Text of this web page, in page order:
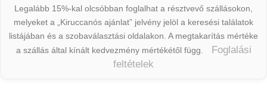
Legalább 15%-kal olcsóbban foglalhat a résztvevő szállásokon,
melyeket a „Kiruccanós ajánlat” jelvény jelöl a keresési találatok
listájában és a szobaválasztási oldalakon. A megtakarítás mértéke
a szállás által kínált kedvezmény mértékétől függ.
Foglalási
feltételek